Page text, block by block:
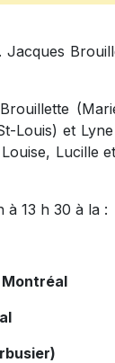
Jacques
Louis) et
Lucille
à 13 h 30 à la :
Montréal